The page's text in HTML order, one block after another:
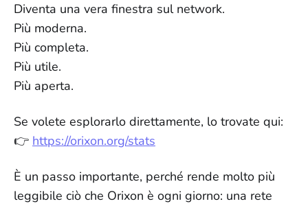
Diventa una vera finestra sul network.
Più moderna.
Più completa.
Più utile.
Più aperta.
Se volete esplorarlo direttamente, lo trovate qui:
👉 https://orixon.org/stats
È un passo importante, perché rende molto più
leggibile ciò che Orixon è ogni giorno: una rete